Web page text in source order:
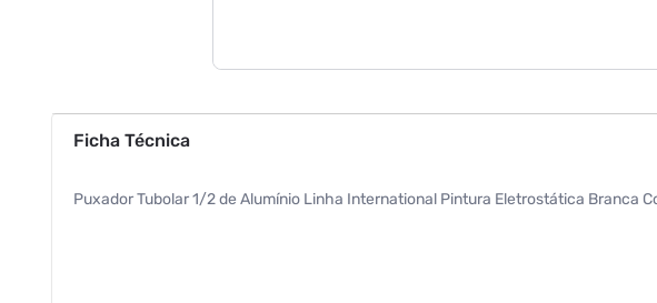
Ficha Técnica
Puxador Tubolar 1/2 de Alumínio Linha International Pintura Eletrostática Branca